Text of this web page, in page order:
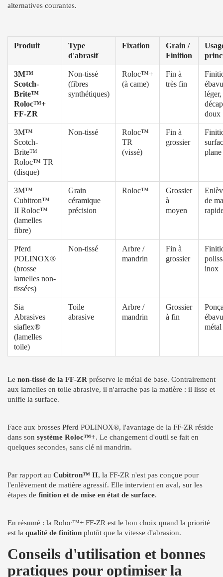
alternatives courantes.
Produit
Type
d'abrasif
Fixation
Grain /
Finition
3M™
Scotch-
Brite™
Roloc™+
FF-ZR
Non-tissé
(fibres
synthétiques)
Roloc™+
(à came)
Fin à
très fin
léger,
doux
3M™
Scotch-
Brite™
Roloc™ TR
(disque)
Non-tissé
Roloc™
TR
(vissé)
Fin à
grossier
plane
3M™
Cubitron™
II Roloc™
(lamelles
fibre)
Grain
céramique
précision
Roloc™
Grossier
à
moyen
de
Pferd
POLINOX®
(brosse
lamelles non-
tissées)
Non-tissé
Arbre /
mandrin
Fin à
grossier
inox
Sia
Abrasives
siaflex®
(lamelles
toile)
Toile
abrasive
Arbre /
mandrin
Grossier
à fin
métal
Le non-tissé de la FF-ZR préserve le métal de base. Contrairement
aux lamelles en toile abrasive, il n'arrache pas la matière : il lisse et
unifie la surface.
Face aux brosses Pferd POLINOX®, l'avantage de la FF-ZR réside
dans son système Roloc™+. Le changement d'outil se fait en
quelques secondes, sans clé ni mandrin.
Par rapport au Cubitron™ II, la FF-ZR n'est pas conçue pour
l'enlèvement de matière agressif. Elle intervient en aval, sur les
étapes de finition et de mise en état de surface.
En résumé : la Roloc™+ FF-ZR est le bon choix quand la priorité
est la qualité de finition plutôt que la vitesse d'abrasion.
Conseils d'utilisation et bonnes
pratiques pour optimiser la